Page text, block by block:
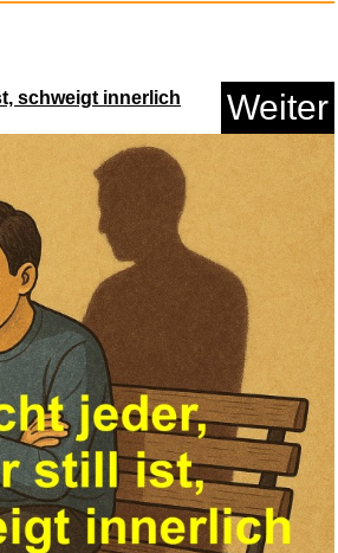
Anzeige
Premium...
Anzeige
schweigt innerlich Weiter